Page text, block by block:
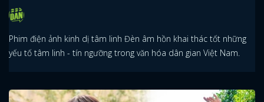
Phim điện ảnh kinh dị tâm linh Đèn âm hồn khai thác tốt những
yếu tố tâm linh - tín ngưỡng trong văn hóa dân gian Việt Nam.